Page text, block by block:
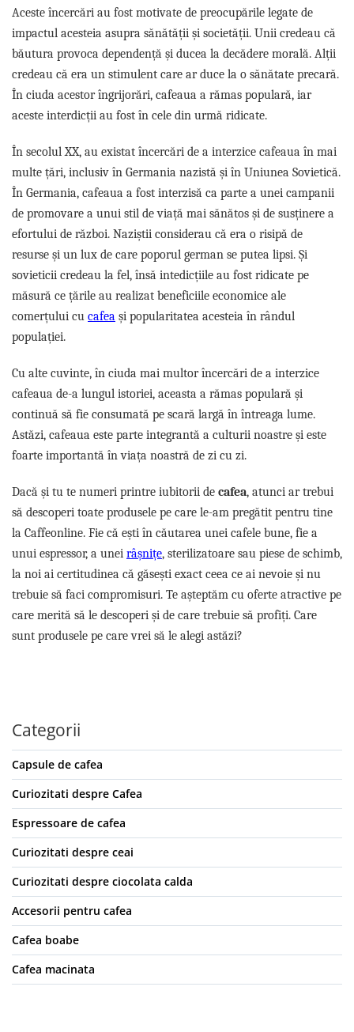
Aceste încercări au fost motivate de preocupările legate de
impactul acesteia asupra sănătății și societății. Unii credeau că
băutura provoca dependență și ducea la decădere morală. Alții
credeau că era un stimulent care ar duce la o sănătate precară.
În ciuda acestor îngrijorări, cafeaua a rămas populară, iar
aceste interdicții au fost în cele din urmă ridicate.
În secolul XX, au existat încercări de a interzice cafeaua în mai
multe țări, inclusiv în Germania nazistă și în Uniunea Sovietică.
În Germania, cafeaua a fost interzisă ca parte a unei campanii
de promovare a unui stil de viață mai sănătos și de susținere a
efortului de război. Naziștii considerau că era o risipă de
resurse și un lux de care poporul german se putea lipsi. Și
sovieticii credeau la fel, însă intedicțiile au fost ridicate pe
măsură ce țările au realizat beneficiile economice ale
comerțului cu cafea și popularitatea acesteia în rândul
populației.
Cu alte cuvinte, în ciuda mai multor încercări de a interzice
cafeaua de-a lungul istoriei, aceasta a rămas populară și
continuă să fie consumată pe scară largă în întreaga lume.
Astăzi, cafeaua este parte integrantă a culturii noastre și este
foarte importantă în viața noastră de zi cu zi.
Dacă și tu te numeri printre iubitorii de cafea, atunci ar trebui
să descoperi toate produsele pe care le-am pregătit pentru tine
la Caffeonline. Fie că ești în căutarea unei cafele bune, fie a
unui espressor, a unei râșnițe, sterilizatoare sau piese de schimb,
la noi ai certitudinea că găsești exact ceea ce ai nevoie și nu
trebuie să faci compromisuri. Te așteptăm cu oferte atractive pe
care merită să le descoperi și de care trebuie să profiți. Care
sunt produsele pe care vrei să le alegi astăzi?
Categorii
Capsule de cafea
Curiozitati despre Cafea
Espressoare de cafea
Curiozitati despre ceai
Curiozitati despre ciocolata calda
Accesorii pentru cafea
Cafea boabe
Cafea macinata